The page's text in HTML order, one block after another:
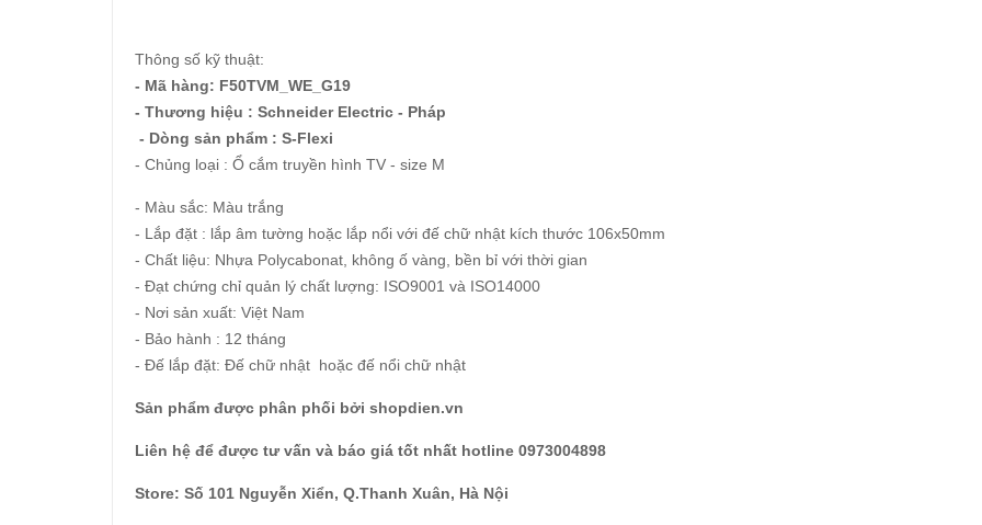
Thông số kỹ thuật:
- Mã hàng: F50TVM_WE_G19
- Thương hiệu : Schneider Electric - Pháp
- Dòng sản phẩm : S-Flexi
- Chủng loại : Ổ cắm truyền hình TV - size M
- Màu sắc: Màu trắng
- Lắp đặt : lắp âm tường hoặc lắp nổi với đế chữ nhật kích thước 106x50mm
- Chất liệu: Nhựa Polycabonat, không ố vàng, bền bỉ với thời gian
- Đạt chứng chỉ quản lý chất lượng: ISO9001 và ISO14000
- Nơi sản xuất: Việt Nam
- Bảo hành : 12 tháng
- Đế lắp đặt: Đế chữ nhật hoặc đế nổi chữ nhật
Sản phẩm được phân phối bởi shopdien.vn
Liên hệ để được tư vấn và báo giá tốt nhất hotline 0973004898
Store: Số 101 Nguyễn Xiển, Q.Thanh Xuân, Hà Nội